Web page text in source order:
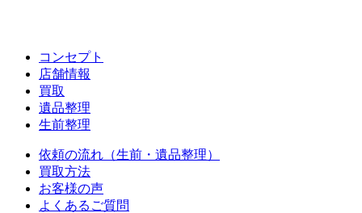
コンセプト
店舗情報
買取
遺品整理
生前整理
依頼の流れ（生前・遺品整理）
買取方法
お客様の声
よくあるご質問